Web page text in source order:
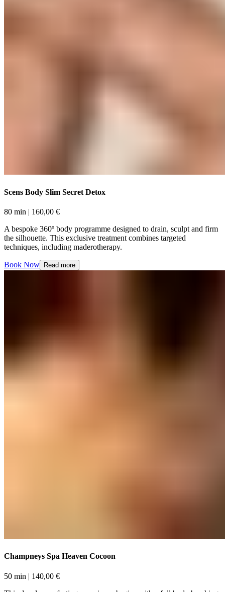
Scens Body Slim Secret Detox​​​​‌ ‍ ​‍​‍‌‍ ‌ ​‍‌‍‍‌‌‍‌ ‌‍‍‌‌‍ ‍​‍​‍​ ‍‍​‍​‍‌ ​ ‌‍​‌‌‍ ‍‌‍‍‌‌ ‌​‌ ‍‌​‍ ‍‌‍‍‌‌‍ ​‍​‍​‍ ​​‍​‍‌‍‍​‌ ​‍‌‍‌‌‌‍‌‍​‍​‍​ ‍‍​‍​‍‌‍‍​‌ ‌​‌ ‌​‌ ​​‌ ​ ​ ‍‍​‍ ​‍ ‌‍ ​​‍ ‌‌‍​‌‌‍ ‍‌‍‌​​‍ ‌‌ ​‍​‍ ‌‌‍‍​‌‍ ‌ ‌​‌‍‌‌‌‍ ​‌ ​ ​‍ ‌‌ ​ ‌ ‌​‌ ‌‌‌‍‌​‌‍‍‌‌‍ ​‍ ‍‌ ‌‍‌‍‌‌‌ ​‍‌‍​ ‌‍‌‌‌‍ ​​‍ ‍‌‍​‌‌ ​​‌ ​​​‍ ‌‍‍‌‌‍ ‍‌ ‌​‌‍‌‌‌‍ ‍‌ ‌​​‍ ‌‍‌‌‌‍‌​‌‍‍‌‌ ‌​​‍ ‌‍ ‌‌‍ ‌‍‌​‌‍‌‌​ ‌‌ ​​‌ ​‍‌‍‌‌‌ ​ ‌‍‌‌‌‍ ‍‌ ‌​‌‍​‌‌ ‌​‌‍‍‌‌‍ ‌‍ ‍​ ‍ ‌‍‍‌‌‍‌​​ ‌‌‍‌‍‌‍​ ‌‍​‍​ ‌‌​ ‌ ​ ​‍​ ​‍​ ‌‌​‍ ‌​ ‍​​ ​ ​ ​‌‌‍​‌​‍ ‌​ ‌​‌‍‌‌​ ‌ ‌‍​‍​‍ ‌​ ‍​​ ‍‌‌‍​‍‌‍​ ​‍ ‌​ ​ ​ ‌​​ ​‍‌‍​ ‌‍‌​‌‍​‍​ ‌​‌‍‌‌‌‍​‍‌‍‌‍​ ‌‌​ ​‍​ ‍ ‌ ‌​‌ ‍‌‌ ​​‌‍‌‌​ ‌‌‍‍​‌‍ ‌ ‌​‌‍‌‌‌‍ ​‌‌‌​‌ ​‍‌‍‌‌‌‍​‌‌ ‌​‌‍ ‌‌‍‌‌‌‍ ‍‌ ‌​​ ‍ ‌ ​​‌‍​‌‌ ‌​‌‍‍​​ ‌‌ ‌​‌‍‍‌‌ ‌​‌‍ ​‌‍‌‌​ ‌‍​‍‌‍​‌‌ ​ ‌‍‌‌‌‌‌‌‌ ​‍‌‍ ​​ ‌‌‍‍​‌ ‌​‌ ‌​‌ ​​‌ ​ ​‍‌‌​ ​ ‌​​‌​‍‌‌​ ​‍‌​‌‍​‍‌‌​ ​‍‌​‌‍‌‍ ​​‍ ‌‌‍​‌‌‍ ‍‌‍‌​​‍ ‌‌ ​‍​‍ ‌‌‍‍​‌‍ ‌ ‌​‌‍‌‌‌‍ ​‌ ​ ​‍ ‌‌ ​ ‌ ‌​‌ ‌‌‌‍‌​‌‍‍‌‌‍ ​‍ ‍‌ ‌‍‌‍‌‌‌ ​‍‌‍​ ‌‍‌‌‌‍ ​​‍ ‍‌‍​‌‌ ​​‌ ​​​‍‌‍‌‍‍‌‌‍‌​​ ‌‌‍‌‍‌‍​ ‌‍​‍​ ‌‌​ ‌ ​ ​‍​ ​‍​ ‌‌​‍ ‌​ ‍​​ ​ ​ ​‌‌‍​‌​‍ ‌​ ‌​‌‍‌‌​ ‌ ‌‍​‍​‍ ‌​ ‍​​ ‍‌‌‍​‍‌‍​ ​‍ ‌​ ​ ​ ‌​​ ​‍‌‍​ ‌‍‌​‌‍​‍​ ‌​‌‍‌‌‌‍​‍‌‍‌‍​ ‌‌​ ​‍​‍‌‍‌ ‌​‌ ‍‌‌ ​​‌‍‌‌​ ‌‌‍‍​‌‍ ‌ ‌​‌‍‌‌‌‍ ​‌‌‌​‌ ​‍‌‍‌‌‌‍​‌‌ ‌​‌‍ ‌‌‍‌‌‌‍ ‍‌ ‌​​‍‌‍‌ ​​‌‍​‌‌ ‌​‌‍‍​​ ‌‌ ‌​‌‍‍‌‌ ‌​‌‍ ​‌‍‌‌​‍‌‍‌ ​​‌‍‌‌‌ ​‍‌ ​ ‌ ​​‌‍‌‌‌‍​ ‌ ‌​‌‍‍‌‌ ‌‍‌‍‌‌​ ‌‌ ​​‌ ‌‌‌‍​‍‌‍ ​‌‍‍‌‌ ​ ‌‍‍​‌‍‌‌‌‍‌​​‍​‍‌ ‌
80 min​​​​‌ ‍ ​‍​‍‌‍ ‌ ​‍‌‍‍‌‌‍‌ ‌‍‍‌‌‍ ‍​‍​‍​ ‍‍​‍​‍‌ ​ ‌‍​‌‌‍ ‍‌‍‍‌‌ ‌​‌ ‍‌​‍ ‍‌‍‍‌‌‍ ​‍​‍​‍ ​​‍​‍‌‍‍​‌ ​‍‌‍‌‌‌‍‌‍​‍​‍​ ‍‍​‍​‍‌‍‍​‌ ‌​‌ ‌​‌ ​​‌ ​ ​ ‍‍​‍ ​‍ ‌‍ ​​‍ ‌‌‍​‌‌‍ ‍‌‍‌​​‍ ‌‌ ​‍​‍ ‌‌‍‍​‌‍ ‌ ‌​‌‍‌‌‌‍ ​‌ ​ ​‍ ‌‌ ​ ‌ ‌​‌ ‌‌‌‍‌​‌‍‍‌‌‍ ​‍ ‍‌ ‌‍‌‍‌‌‌ ​‍‌‍​ ‌‍‌‌‌‍ ​​‍ ‍‌‍​‌‌ ​​‌ ​​​‍ ‌‍‍‌‌‍ ‍‌ ‌​‌‍‌‌‌‍ ‍‌ ‌​​‍ ‌‍‌‌‌‍‌​‌‍‍‌‌ ‌​​‍ ‌‍ ‌‌‍ ‌‍‌​‌‍‌‌​ ‌‌ ​​‌ ​‍‌‍‌‌‌ ​ ‌‍‌‌‌‍ ‍‌ ‌​‌‍​‌‌ ‌​‌‍‍‌‌‍ ‌‍ ‍​ ‍ ‌‍‍‌‌‍‌​​ ‌‌‍‌‍‌‍​ ‌‍​‍​ ‌‌​ ‌ ​ ​‍​ ​‍​ ‌‌​‍ ‌​ ‍​​ ​ ​ ​‌‌‍​‌​‍ ‌​ ‌​‌‍‌‌​ ‌ ‌‍​‍​‍ ‌​ ‍​​ ‍‌‌‍​‍‌‍​ ​‍ ‌​ ​ ​ ‌​​ ​‍‌‍​ ‌‍‌​‌‍​‍​ ‌​‌‍‌‌‌‍​‍‌‍‌‍​ ‌‌​ ​‍​ ‍ ‌ ‌​‌ ‍‌‌ ​​‌‍‌‌​ ‌‌‍‍​‌‍ ‌ ‌​‌‍‌‌‌‍ ​‌‌‌​‌ ​‍‌‍‌‌‌‍​‌‌ ‌​‌‍ ‌‌‍‌‌‌‍ ‍‌ ‌​​ ‍ ‌ ​​‌‍​‌‌ ‌​‌‍‍​​ ‌‌ ‌​‌‍‍‌‌‍ ‌‌‍‌‌​ ‌‍​‍‌‍​‌‌ ​ ‌‍‌‌‌‌‌‌‌ ​‍‌‍ ​​ ‌‌‍‍​‌ ‌​‌ ‌​‌ ​​‌ ​ ​‍‌‌​ ​ ‌​​‌​‍‌‌​ ​‍‌​‌‍​‍‌‌​ ​‍‌​‌‍‌‍ ​​‍ ‌‌‍​‌‌‍ ‍‌‍‌​​‍ ‌‌ ​‍​‍ ‌‌‍‍​‌‍ ‌ ‌​‌‍‌‌‌‍ ​‌ ​ ​‍ ‌‌ ​ ‌ ‌​‌ ‌‌‌‍‌​‌‍‍‌‌‍ ​‍ ‍‌ ‌‍‌‍‌‌‌ ​‍‌‍​ ‌‍‌‌‌‍ ​​‍ ‍‌‍​‌‌ ​​‌ ​​​‍‌‍‌‍‍‌‌‍‌​​ ‌‌‍‌‍‌‍​ ‌‍​‍​ ‌‌​ ‌ ​ ​‍​ ​‍​ ‌‌​‍ ‌​ ‍​​ ​ ​ ​‌‌‍​‌​‍ ‌​ ‌​‌‍‌‌​ ‌ ‌‍​‍​‍ ‌​ ‍​​ ‍‌‌‍​‍‌‍​ ​‍ ‌​ ​ ​ ‌​​ ​‍‌‍​ ‌‍‌​‌‍​‍​ ‌​‌‍‌‌‌‍​‍‌‍‌‍​ ‌‌​ ​‍​‍‌‍‌ ‌​‌ ‍‌‌ ​​‌‍‌‌​ ‌‌‍‍​‌‍ ‌ ‌​‌‍‌‌‌‍ ​‌‌‌​‌ ​‍‌‍‌‌‌‍​‌‌ ‌​‌‍ ‌‌‍‌‌‌‍ ‍‌ ‌​​‍‌‍‌ ​​‌‍​‌‌ ‌​‌‍‍​​ ‌‌ ‌​‌‍‍‌‌‍ ‌‌‍‌‌​‍‌‍‌ ​​‌‍‌‌‌ ​‍‌ ​ ‌ ​​‌‍‌‌‌‍​ ‌ ‌​‌‍‍‌‌ ‌‍‌‍‌‌​ ‌‌ ​​‌ ‌‌‌‍​‍‌‍ ​‌‍‍‌‌ ​ ‌‍‍​‌‍‌‌‌‍‌​​‍​‍‌ ‌ | 160,00 €​​​​‌ ‍ ​‍​‍‌‍ ‌ ​‍‌‍‍‌‌‍‌ ‌‍‍‌‌‍ ‍​‍​‍​ ‍‍​‍​‍‌ ​ ‌‍​‌‌‍ ‍‌‍‍‌‌ ‌​‌ ‍‌​‍ ‍‌‍‍‌‌‍ ​‍​‍​‍ ​​‍​‍‌‍‍​‌ ​‍‌‍‌‌‌‍‌‍​‍​‍​ ‍‍​‍​‍‌‍‍​‌ ‌​‌ ‌​‌ ​​‌ ​ ​ ‍‍​‍ ​‍ ‌‍ ​​‍ ‌‌‍​‌‌‍ ‍‌‍‌​​‍ ‌‌ ​‍​‍ ‌‌‍‍​‌‍ ‌ ‌​‌‍‌‌‌‍ ​‌ ​ ​‍ ‌‌ ​ ‌ ‌​‌ ‌‌‌‍‌​‌‍‍‌‌‍ ​‍ ‍‌ ‌‍‌‍‌‌‌ ​‍‌‍​ ‌‍‌‌‌‍ ​​‍ ‍‌‍​‌‌ ​​‌ ​​​‍ ‌‍‍‌‌‍ ‍‌ ‌​‌‍‌‌‌‍ ‍‌ ‌​​‍ ‌‍‌‌‌‍‌​‌‍‍‌‌ ‌​​‍ ‌‍ ‌‌‍ ‌‍‌​‌‍‌‌​ ‌‌ ​​‌ ​‍‌‍‌‌‌ ​ ‌‍‌‌‌‍ ‍‌ ‌​‌‍​‌‌ ‌​‌‍‍‌‌‍ ‌‍ ‍​ ‍ ‌‍‍‌‌‍‌​​ ‌‌‍‌‍‌‍​ ‌‍​‍​ ‌‌​ ‌ ​ ​‍​ ​‍​ ‌‌​‍ ‌​ ‍​​ ​ ​ ​‌‌‍​‌​‍ ‌​ ‌​‌‍‌‌​ ‌ ‌‍​‍​‍ ‌​ ‍​​ ‍‌‌‍​‍‌‍​ ​‍ ‌​ ​ ​ ‌​​ ​‍‌‍​ ‌‍‌​‌‍​‍​ ‌​‌‍‌‌‌‍​‍‌‍‌‍​ ‌‌​ ​‍​ ‍ ‌ ‌​‌ ‍‌‌ ​​‌‍‌‌​ ‌‌‍‍​‌‍ ‌ ‌​‌‍‌‌‌‍ ​‌‌‌​‌ ​‍‌‍‌‌‌‍​‌‌ ‌​‌‍ ‌‌‍‌‌‌‍ ‍‌ ‌​​ ‍ ‌ ​​‌‍​‌‌ ‌​‌‍‍​​ ‌‌ ​​‌ ​‍‌‍‍‌‌‍​ ‌‍‌‌​ ‌‍​‍‌‍​‌‌ ​ ‌‍‌‌‌‌‌‌‌ ​‍‌‍ ​​ ‌‌‍‍​‌ ‌​‌ ‌​‌ ​​‌ ​ ​‍‌‌​ ​ ‌​​‌​‍‌‌​ ​‍‌​‌‍​‍‌‌​ ​‍‌​‌‍‌‍ ​​‍ ‌‌‍​‌‌‍ ‍‌‍‌​​‍ ‌‌ ​‍​‍ ‌‌‍‍​‌‍ ‌ ‌​‌‍‌‌‌‍ ​‌ ​ ​‍ ‌‌ ​ ‌ ‌​‌ ‌‌‌‍‌​‌‍‍‌‌‍ ​‍ ‍‌ ‌‍‌‍‌‌‌ ​‍‌‍​ ‌‍‌‌‌‍ ​​‍ ‍‌‍​‌‌ ​​‌ ​​​‍‌‍‌‍‍‌‌‍‌​​ ‌‌‍‌‍‌‍​ ‌‍​‍​ ‌‌​ ‌ ​ ​‍​ ​‍​ ‌‌​‍ ‌​ ‍​​ ​ ​ ​‌‌‍​‌​‍ ‌​ ‌​‌‍‌‌​ ‌ ‌‍​‍​‍ ‌​ ‍​​ ‍‌‌‍​‍‌‍​ ​‍ ‌​ ​ ​ ‌​​ ​‍‌‍​ ‌‍‌​‌‍​‍​ ‌​‌‍‌‌‌‍​‍‌‍‌‍​ ‌‌​ ​‍​‍‌‍‌ ‌​‌ ‍‌‌ ​​‌‍‌‌​ ‌‌‍‍​‌‍ ‌ ‌​‌‍‌‌‌‍ ​‌‌‌​‌ ​‍‌‍‌‌‌‍​‌‌ ‌​‌‍ ‌‌‍‌‌‌‍ ‍‌ ‌​​‍‌‍‌ ​​‌‍​‌‌ ‌​‌‍‍​​ ‌‌ ​​‌ ​‍‌‍‍‌‌‍​ ‌‍‌‌​‍‌‍‌ ​​‌‍‌‌‌ ​‍‌ ​ ‌ ​​‌‍‌‌‌‍​ ‌ ‌​‌‍‍‌‌ ‌‍‌‍‌‌​ ‌‌ ​​‌ ‌‌‌‍​‍‌‍ ​‌‍‍‌‌ ​ ‌‍‍​‌‍‌‌‌‍‌​​‍​‍‌ ‌
A bespoke 360º body programme designed to drain, sculpt and firm
the silhouette. This exclusive treatment combines targeted
techniques, including maderotherapy.​​​​‌ ‍ ​‍​‍‌‍ ‌ ​‍‌‍‍‌‌‍‌ ‌‍‍‌‌‍ ‍​‍​‍​ ‍‍​‍​‍‌ ​ ‌‍​‌‌‍ ‍‌‍‍‌‌ ‌​‌ ‍‌​‍ ‍‌‍‍‌‌‍ ​‍​‍​‍ ​​‍​‍‌‍‍​‌ ​‍‌‍‌‌‌‍‌‍​‍​‍​ ‍‍​‍​‍‌‍‍​‌ ‌​‌ ‌​‌ ​​‌ ​ ​ ‍‍​‍ ​‍ ‌‍ ​​‍ ‌‌‍​‌‌‍ ‍‌‍‌​​‍ ‌‌ ​‍​‍ ‌‌‍‍​‌‍ ‌ ‌​‌‍‌‌‌‍ ​‌ ​ ​‍ ‌‌ ​ ‌ ‌​‌ ‌‌‌‍‌​‌‍‍‌‌‍ ​‍ ‍‌ ‌‍‌‍‌‌‌ ​‍‌‍​ ‌‍‌‌‌‍ ​​‍ ‍‌‍​‌‌ ​​‌ ​​​‍ ‌‍‍‌‌‍ ‍‌ ‌​‌‍‌‌‌‍ ‍‌ ‌​​‍ ‌‍‌‌‌‍‌​‌‍‍‌‌ ‌​​‍ ‌‍ ‌‌‍ ‌‍‌​‌‍‌‌​ ‌‌ ​​‌ ​‍‌‍‌‌‌ ​ ‌‍‌‌‌‍ ‍‌ ‌​‌‍​‌‌ ‌​‌‍‍‌‌‍ ‌‍ ‍​ ‍ ‌‍‍‌‌‍‌​​ ‌‌‍‌‍‌‍​ ‌‍​‍​ ‌‌​ ‌ ​ ​‍​ ​‍​ ‌‌​‍ ‌​ ‍​​ ​ ​ ​‌‌‍​‌​‍ ‌​ ‌​‌‍‌‌​ ‌ ‌‍​‍​‍ ‌​ ‍​​ ‍‌‌‍​‍‌‍​ ​‍ ‌​ ​ ​ ‌​​ ​‍‌‍​ ‌‍‌​‌‍​‍​ ‌​‌‍‌‌‌‍​‍‌‍‌‍​ ‌‌​ ​‍​ ‍ ‌ ‌​‌ ‍‌‌ ​​‌‍‌‌​ ‌‌‍‍​‌‍ ‌ ‌​‌‍‌‌‌‍ ​‌‌‌​‌ ​‍‌‍‌‌‌‍​‌‌ ‌​‌‍ ‌‌‍‌‌‌‍ ‍‌ ‌​​ ‍ ‌ ​​‌‍​‌‌ ‌​‌‍‍​​ ‌‌‍‌​‌‍‌‌‌ ​ ‌‍​ ‌ ​‍‌‍‍‌‌ ​​‌ ‌​‌‍‍‌‌‍ ‌‍ ‍​ ‌‍​‍‌‍​‌‌ ​ ‌‍‌‌‌‌‌‌‌ ​‍‌‍ ​​ ‌‌‍‍​‌ ‌​‌ ‌​‌ ​​‌ ​ ​‍‌‌​ ​ ‌​​‌​‍‌‌​ ​‍‌​‌‍​‍‌‌​ ​‍‌​‌‍‌‍ ​​‍ ‌‌‍​‌‌‍ ‍‌‍‌​​‍ ‌‌ ​‍​‍ ‌‌‍‍​‌‍ ‌ ‌​‌‍‌‌‌‍ ​‌ ​ ​‍ ‌‌ ​ ‌ ‌​‌ ‌‌‌‍‌​‌‍‍‌‌‍ ​‍ ‍‌ ‌‍‌‍‌‌‌ ​‍‌‍​ ‌‍‌‌‌‍ ​​‍ ‍‌‍​‌‌ ​​‌ ​​​‍‌‍‌‍‍‌‌‍‌​​ ‌‌‍‌‍‌‍​ ‌‍​‍​ ‌‌​ ‌ ​ ​‍​ ​‍​ ‌‌​‍ ‌​ ‍​​ ​ ​ ​‌‌‍​‌​‍ ‌​ ‌​‌‍‌‌​ ‌ ‌‍​‍​‍ ‌​ ‍​​ ‍‌‌‍​‍‌‍​ ​‍ ‌​ ​ ​ ‌​​ ​‍‌‍​ ‌‍‌​‌‍​‍​ ‌​‌‍‌‌‌‍​‍‌‍‌‍​ ‌‌​ ​‍​‍‌‍‌ ‌​‌ ‍‌‌ ​​‌‍‌‌​ ‌‌‍‍​‌‍ ‌ ‌​‌‍‌‌‌‍ ​‌‌‌​‌ ​‍‌‍‌‌‌‍​‌‌ ‌​‌‍ ‌‌‍‌‌‌‍ ‍‌ ‌​​‍‌‍‌ ​​‌‍​‌‌ ‌​‌‍‍​​ ‌‌‍‌​‌‍‌‌‌ ​ ‌‍​ ‌ ​‍‌‍‍‌‌ ​​‌ ‌​‌‍‍‌‌‍ ‌‍ ‍​‍‌‍‌ ​​‌‍‌‌‌ ​‍‌ ​ ‌ ​​‌‍‌‌‌‍​ ‌ ‌​‌‍‍‌‌ ‌‍‌‍‌‌​ ‌‌ ​​‌ ‌‌‌‍​‍‌‍ ​‌‍‍‌‌ ​ ‌‍‍​‌‍‌‌‌‍‌​​‍​‍‌ ‌
Book Now​​​​‌ ‍ ​‍​‍‌‍ ‌ ​‍‌‍‍‌‌‍‌ ‌‍‍‌‌‍ ‍​‍​‍​ ‍‍​‍​‍‌ ​ ‌‍​‌‌‍ ‍‌‍‍‌‌ ‌​‌ ‍‌​‍ ‍‌‍‍‌‌‍ ​‍​‍​‍ ​​‍​‍‌‍‍​‌ ​‍‌‍‌‌‌‍‌‍​‍​‍​ ‍‍​‍​‍‌‍‍​‌ ‌​‌ ‌​‌ ​​‌ ​ ​ ‍‍​‍ ​‍ ‌‍ ​​‍ ‌‌‍​‌‌‍ ‍‌‍‌​​‍ ‌‌ ​‍​‍ ‌‌‍‍​‌‍ ‌ ‌​‌‍‌‌‌‍ ​‌ ​ ​‍ ‌‌ ​ ‌ ‌​‌ ‌‌‌‍‌​‌‍‍‌‌‍ ​‍ ‍‌ ‌‍‌‍‌‌‌ ​‍‌‍​ ‌‍‌‌‌‍ ​​‍ ‍‌‍​‌‌ ​​‌ ​​​‍ ‌‍‍‌‌‍ ‍‌ ‌​‌‍‌‌‌‍ ‍‌ ‌​​‍ ‌‍‌‌‌‍‌​‌‍‍‌‌ ‌​​‍ ‌‍ ‌‌‍ ‌‍‌​‌‍‌‌​ ‌‌ ​​‌ ​‍‌‍‌‌‌ ​ ‌‍‌‌‌‍ ‍‌ ‌​‌‍​‌‌ ‌​‌‍‍‌‌‍ ‌‍ ‍​ ‍ ‌‍‍‌‌‍‌​​ ‌‌‍‌‍‌‍​ ‌‍​‍​ ‌‌​ ‌ ​ ​‍​ ​‍​ ‌‌​‍ ‌​ ‍​​ ​ ​ ​‌‌‍​‌​‍ ‌​ ‌​‌‍‌‌​ ‌ ‌‍​‍​‍ ‌​ ‍​​ ‍‌‌‍​‍‌‍​ ​‍ ‌​ ​ ​ ‌​​ ​‍‌‍​ ‌‍‌​‌‍​‍​ ‌​‌‍‌‌‌‍​‍‌‍‌‍​ ‌‌​ ​‍​ ‍ ‌ ‌​‌ ‍‌‌ ​​‌‍‌‌​ ‌‌‍‍​‌‍ ‌ ‌​‌‍‌‌‌‍ ​‌‌‌​‌ ​‍‌‍‌‌‌‍​‌‌ ‌​‌‍ ‌‌‍‌‌‌‍ ‍‌ ‌​​ ‍ ‌ ​​‌‍​‌‌ ‌​‌‍‍​​ ‌‌‍​ ‌ ‌​‌‍​‌​‍ ‍‌‍ ​‌‍​‌‌‍​‍‌‍‌‌‌‍ ​​ ‌‍​‍‌‍​‌‌ ​ ‌‍‌‌‌‌‌‌‌ ​‍‌‍ ​​ ‌‌‍‍​‌ ‌​‌ ‌​‌ ​​‌ ​ ​‍‌‌​ ​ ‌​​‌​‍‌‌​ ​‍‌​‌‍​‍‌‌​ ​‍‌​‌‍‌‍ ​​‍ ‌‌‍​‌‌‍ ‍‌‍‌​​‍ ‌‌ ​‍​‍ ‌‌‍‍​‌‍ ‌ ‌​‌‍‌‌‌‍ ​‌ ​ ​‍ ‌‌ ​ ‌ ‌​‌ ‌‌‌‍‌​‌‍‍‌‌‍ ​‍ ‍‌ ‌‍‌‍‌‌‌ ​‍‌‍​ ‌‍‌‌‌‍ ​​‍ ‍‌‍​‌‌ ​​‌ ​​​‍‌‍‌‍‍‌‌‍‌​​ ‌‌‍‌‍‌‍​ ‌‍​‍​ ‌‌​ ‌ ​ ​‍​ ​‍​ ‌‌​‍ ‌​ ‍​​ ​ ​ ​‌‌‍​‌​‍ ‌​ ‌​‌‍‌‌​ ‌ ‌‍​‍​‍ ‌​ ‍​​ ‍‌‌‍​‍‌‍​ ​‍ ‌​ ​ ​ ‌​​ ​‍‌‍​ ‌‍‌​‌‍​‍​ ‌​‌‍‌‌‌‍​‍‌‍‌‍​ ‌‌​ ​‍​‍‌‍‌ ‌​‌ ‍‌‌ ​​‌‍‌‌​ ‌‌‍‍​‌‍ ‌ ‌​‌‍‌‌‌‍ ​‌‌‌​‌ ​‍‌‍‌‌‌‍​‌‌ ‌​‌‍ ‌‌‍‌‌‌‍ ‍‌ ‌​​‍‌‍‌ ​​‌‍​‌‌ ‌​‌‍‍​​ ‌‌‍​ ‌ ‌​‌‍​‌​‍ ‍‌‍ ​‌‍​‌‌‍​‍‌‍‌‌‌‍ ​​‍‌‍‌ ​​‌‍‌‌‌ ​‍‌ ​ ‌ ​​‌‍‌‌‌‍​ ‌ ‌​‌‍‍‌‌ ‌‍‌‍‌‌​ ‌‌ ​​‌ ‌‌‌‍​‍‌‍ ​‌‍‍‌‌ ​ ‌‍‍​‌‍‌‌‌‍‌​​‍​‍‌ ‌ Read more
Champneys Spa Heaven Cocoon​​​​‌ ‍ ​‍​‍‌‍ ‌ ​‍‌‍‍‌‌‍‌ ‌‍‍‌‌‍ ‍​‍​‍​ ‍‍​‍​‍‌ ​ ‌‍​‌‌‍ ‍‌‍‍‌‌ ‌​‌ ‍‌​‍ ‍‌‍‍‌‌‍ ​‍​‍​‍ ​​‍​‍‌‍‍​‌ ​‍‌‍‌‌‌‍‌‍​‍​‍​ ‍‍​‍​‍‌‍‍​‌ ‌​‌ ‌​‌ ​​‌ ​ ​ ‍‍​‍ ​‍ ‌‍ ​​‍ ‌‌‍​‌‌‍ ‍‌‍‌​​‍ ‌‌ ​‍​‍ ‌‌‍‍​‌‍ ‌ ‌​‌‍‌‌‌‍ ​‌ ​ ​‍ ‌‌ ​ ‌ ‌​‌ ‌‌‌‍‌​‌‍‍‌‌‍ ​‍ ‍‌ ‌‍‌‍‌‌‌ ​‍‌‍​ ‌‍‌‌‌‍ ​​‍ ‍‌‍​‌‌ ​​‌ ​​​‍ ‌‍‍‌‌‍ ‍‌ ‌​‌‍‌‌‌‍ ‍‌ ‌​​‍ ‌‍‌‌‌‍‌​‌‍‍‌‌ ‌​​‍ ‌‍ ‌‌‍ ‌‍‌​‌‍‌‌​ ‌‌ ​​‌ ​‍‌‍‌‌‌ ​ ‌‍‌‌‌‍ ‍‌ ‌​‌‍​‌‌ ‌​‌‍‍‌‌‍ ‌‍ ‍​ ‍ ‌‍‍‌‌‍‌​​ ‌‌‍​‌​ ‌​‌‍‌‍​ ‌‌‌‍‌​​ ​​​ ​ ‌‍‌‌​‍ ‌‌‍​‍‌‍‌‍​ ‍‌​ ​ ​‍ ‌​ ‌​​ ​‍​ ​‌​ ​‌​‍ ‌‌‍​‌​ ​‍​ ‌ ‌‍​ ​‍ ‌​ ​‍​ ‌‌​ ‌​‌‍​ ‌‍​ ‌‍​‍​ ​​​ ​​​ ​‍‌‍​‌​ ‌‍‌‍​ ​ ‍ ‌ ‌​‌ ‍‌‌ ​​‌‍‌‌​ ‌‌‍‍​‌‍ ‌ ‌​‌‍‌‌‌‍ ​‌‌‌​‌ ​‍‌‍‌‌‌‍​‌‌ ‌​‌‍ ‌‌‍‌‌‌‍ ‍‌ ‌​​ ‍ ‌ ​​‌‍​‌‌ ‌​‌‍‍​​ ‌‌ ‌​‌‍‍‌‌ ‌​‌‍ ​‌‍‌‌​ ‌‍​‍‌‍​‌‌ ​ ‌‍‌‌‌‌‌‌‌ ​‍‌‍ ​​ ‌‌‍‍​‌ ‌​‌ ‌​‌ ​​‌ ​ ​‍‌‌​ ​ ‌​​‌​‍‌‌​ ​‍‌​‌‍​‍‌‌​ ​‍‌​‌‍‌‍ ​​‍ ‌‌‍​‌‌‍ ‍‌‍‌​​‍ ‌‌ ​‍​‍ ‌‌‍‍​‌‍ ‌ ‌​‌‍‌‌‌‍ ​‌ ​ ​‍ ‌‌ ​ ‌ ‌​‌ ‌‌‌‍‌​‌‍‍‌‌‍ ​‍ ‍‌ ‌‍‌‍‌‌‌ ​‍‌‍​ ‌‍‌‌‌‍ ​​‍ ‍‌‍​‌‌ ​​‌ ​​​‍‌‍‌‍‍‌‌‍‌​​ ‌‌‍​‌​ ‌​‌‍‌‍​ ‌‌‌‍‌​​ ​​​ ​ ‌‍‌‌​‍ ‌‌‍​‍‌‍‌‍​ ‍‌​ ​ ​‍ ‌​ ‌​​ ​‍​ ​‌​ ​‌​‍ ‌‌‍​‌​ ​‍​ ‌ ‌‍​ ​‍ ‌​ ​‍​ ‌‌​ ‌​‌‍​ ‌‍​ ‌‍​‍​ ​​​ ​​​ ​‍‌‍​‌​ ‌‍‌‍​ ​‍‌‍‌ ‌​‌ ‍‌‌ ​​‌‍‌‌​ ‌‌‍‍​‌‍ ‌ ‌​‌‍‌‌‌‍ ​‌‌‌​‌ ​‍‌‍‌‌‌‍​‌‌ ‌​‌‍ ‌‌‍‌‌‌‍ ‍‌ ‌​​‍‌‍‌ ​​‌‍​‌‌ ‌​‌‍‍​​ ‌‌ ‌​‌‍‍‌‌ ‌​‌‍ ​‌‍‌‌​‍‌‍‌ ​​‌‍‌‌‌ ​‍‌ ​ ‌ ​​‌‍‌‌‌‍​ ‌ ‌​‌‍‍‌‌ ‌‍‌‍‌‌​ ‌‌ ​​‌ ‌‌‌‍​‍‌‍ ​‌‍‍‌‌ ​ ‌‍‍​‌‍‌‌‌‍‌​​‍​‍‌ ‌
50 min​​​​‌ ‍ ​‍​‍‌‍ ‌ ​‍‌‍‍‌‌‍‌ ‌‍‍‌‌‍ ‍​‍​‍​ ‍‍​‍​‍‌ ​ ‌‍​‌‌‍ ‍‌‍‍‌‌ ‌​‌ ‍‌​‍ ‍‌‍‍‌‌‍ ​‍​‍​‍ ​​‍​‍‌‍‍​‌ ​‍‌‍‌‌‌‍‌‍​‍​‍​ ‍‍​‍​‍‌‍‍​‌ ‌​‌ ‌​‌ ​​‌ ​ ​ ‍‍​‍ ​‍ ‌‍ ​​‍ ‌‌‍​‌‌‍ ‍‌‍‌​​‍ ‌‌ ​‍​‍ ‌‌‍‍​‌‍ ‌ ‌​‌‍‌‌‌‍ ​‌ ​ ​‍ ‌‌ ​ ‌ ‌​‌ ‌‌‌‍‌​‌‍‍‌‌‍ ​‍ ‍‌ ‌‍‌‍‌‌‌ ​‍‌‍​ ‌‍‌‌‌‍ ​​‍ ‍‌‍​‌‌ ​​‌ ​​​‍ ‌‍‍‌‌‍ ‍‌ ‌​‌‍‌‌‌‍ ‍‌ ‌​​‍ ‌‍‌‌‌‍‌​‌‍‍‌‌ ‌​​‍ ‌‍ ‌‌‍ ‌‍‌​‌‍‌‌​ ‌‌ ​​‌ ​‍‌‍‌‌‌ ​ ‌‍‌‌‌‍ ‍‌ ‌​‌‍​‌‌ ‌​‌‍‍‌‌‍ ‌‍ ‍​ ‍ ‌‍‍‌‌‍‌​​ ‌‌‍​‌​ ‌​‌‍‌‍​ ‌‌‌‍‌​​ ​​​ ​ ‌‍‌‌​‍ ‌‌‍​‍‌‍‌‍​ ‍‌​ ​ ​‍ ‌​ ‌​​ ​‍​ ​‌​ ​‌​‍ ‌‌‍​‌​ ​‍​ ‌ ‌‍​ ​‍ ‌​ ​‍​ ‌‌​ ‌​‌‍​ ‌‍​ ‌‍​‍​ ​​​ ​​​ ​‍‌‍​‌​ ‌‍‌‍​ ​ ‍ ‌ ‌​‌ ‍‌‌ ​​‌‍‌‌​ ‌‌‍‍​‌‍ ‌ ‌​‌‍‌‌‌‍ ​‌‌‌​‌ ​‍‌‍‌‌‌‍​‌‌ ‌​‌‍ ‌‌‍‌‌‌‍ ‍‌ ‌​​ ‍ ‌ ​​‌‍​‌‌ ‌​‌‍‍​​ ‌‌ ‌​‌‍‍‌‌‍ ‌‌‍‌‌​ ‌‍​‍‌‍​‌‌ ​ ‌‍‌‌‌‌‌‌‌ ​‍‌‍ ​​ ‌‌‍‍​‌ ‌​‌ ‌​‌ ​​‌ ​ ​‍‌‌​ ​ ‌​​‌​‍‌‌​ ​‍‌​‌‍​‍‌‌​ ​‍‌​‌‍‌‍ ​​‍ ‌‌‍​‌‌‍ ‍‌‍‌​​‍ ‌‌ ​‍​‍ ‌‌‍‍​‌‍ ‌ ‌​‌‍‌‌‌‍ ​‌ ​ ​‍ ‌‌ ​ ‌ ‌​‌ ‌‌‌‍‌​‌‍‍‌‌‍ ​‍ ‍‌ ‌‍‌‍‌‌‌ ​‍‌‍​ ‌‍‌‌‌‍ ​​‍ ‍‌‍​‌‌ ​​‌ ​​​‍‌‍‌‍‍‌‌‍‌​​ ‌‌‍​‌​ ‌​‌‍‌‍​ ‌‌‌‍‌​​ ​​​ ​ ‌‍‌‌​‍ ‌‌‍​‍‌‍‌‍​ ‍‌​ ​ ​‍ ‌​ ‌​​ ​‍​ ​‌​ ​‌​‍ ‌‌‍​‌​ ​‍​ ‌ ‌‍​ ​‍ ‌​ ​‍​ ‌‌​ ‌​‌‍​ ‌‍​ ‌‍​‍​ ​​​ ​​​ ​‍‌‍​‌​ ‌‍‌‍​ ​‍‌‍‌ ‌​‌ ‍‌‌ ​​‌‍‌‌​ ‌‌‍‍​‌‍ ‌ ‌​‌‍‌‌‌‍ ​‌‌‌​‌ ​‍‌‍‌‌‌‍​‌‌ ‌​‌‍ ‌‌‍‌‌‌‍ ‍‌ ‌​​‍‌‍‌ ​​‌‍​‌‌ ‌​‌‍‍​​ ‌‌ ‌​‌‍‍‌‌‍ ‌‌‍‌‌​‍‌‍‌ ​​‌‍‌‌‌ ​‍‌ ​ ‌ ​​‌‍‌‌‌‍​ ‌ ‌​‌‍‍‌‌ ‌‍‌‍‌‌​ ‌‌ ​​‌ ‌‌‌‍​‍‌‍ ​‌‍‍‌‌ ​ ‌‍‍​‌‍‌‌‌‍‌​​‍​‍‌ ‌ | 140,00 €​​​​‌ ‍ ​‍​‍‌‍ ‌ ​‍‌‍‍‌‌‍‌ ‌‍‍‌‌‍ ‍​‍​‍​ ‍‍​‍​‍‌ ​ ‌‍​‌‌‍ ‍‌‍‍‌‌ ‌​‌ ‍‌​‍ ‍‌‍‍‌‌‍ ​‍​‍​‍ ​​‍​‍‌‍‍​‌ ​‍‌‍‌‌‌‍‌‍​‍​‍​ ‍‍​‍​‍‌‍‍​‌ ‌​‌ ‌​‌ ​​‌ ​ ​ ‍‍​‍ ​‍ ‌‍ ​​‍ ‌‌‍​‌‌‍ ‍‌‍‌​​‍ ‌‌ ​‍​‍ ‌‌‍‍​‌‍ ‌ ‌​‌‍‌‌‌‍ ​‌ ​ ​‍ ‌‌ ​ ‌ ‌​‌ ‌‌‌‍‌​‌‍‍‌‌‍ ​‍ ‍‌ ‌‍‌‍‌‌‌ ​‍‌‍​ ‌‍‌‌‌‍ ​​‍ ‍‌‍​‌‌ ​​‌ ​​​‍ ‌‍‍‌‌‍ ‍‌ ‌​‌‍‌‌‌‍ ‍‌ ‌​​‍ ‌‍‌‌‌‍‌​‌‍‍‌‌ ‌​​‍ ‌‍ ‌‌‍ ‌‍‌​‌‍‌‌​ ‌‌ ​​‌ ​‍‌‍‌‌‌ ​ ‌‍‌‌‌‍ ‍‌ ‌​‌‍​‌‌ ‌​‌‍‍‌‌‍ ‌‍ ‍​ ‍ ‌‍‍‌‌‍‌​​ ‌‌‍​‌​ ‌​‌‍‌‍​ ‌‌‌‍‌​​ ​​​ ​ ‌‍‌‌​‍ ‌‌‍​‍‌‍‌‍​ ‍‌​ ​ ​‍ ‌​ ‌​​ ​‍​ ​‌​ ​‌​‍ ‌‌‍​‌​ ​‍​ ‌ ‌‍​ ​‍ ‌​ ​‍​ ‌‌​ ‌​‌‍​ ‌‍​ ‌‍​‍​ ​​​ ​​​ ​‍‌‍​‌​ ‌‍‌‍​ ​ ‍ ‌ ‌​‌ ‍‌‌ ​​‌‍‌‌​ ‌‌‍‍​‌‍ ‌ ‌​‌‍‌‌‌‍ ​‌‌‌​‌ ​‍‌‍‌‌‌‍​‌‌ ‌​‌‍ ‌‌‍‌‌‌‍ ‍‌ ‌​​ ‍ ‌ ​​‌‍​‌‌ ‌​‌‍‍​​ ‌‌ ​​‌ ​‍‌‍‍‌‌‍​ ‌‍‌‌​ ‌‍​‍‌‍​‌‌ ​ ‌‍‌‌‌‌‌‌‌ ​‍‌‍ ​​ ‌‌‍‍​‌ ‌​‌ ‌​‌ ​​‌ ​ ​‍‌‌​ ​ ‌​​‌​‍‌‌​ ​‍‌​‌‍​‍‌‌​ ​‍‌​‌‍‌‍ ​​‍ ‌‌‍​‌‌‍ ‍‌‍‌​​‍ ‌‌ ​‍​‍ ‌‌‍‍​‌‍ ‌ ‌​‌‍‌‌‌‍ ​‌ ​ ​‍ ‌‌ ​ ‌ ‌​‌ ‌‌‌‍‌​‌‍‍‌‌‍ ​‍ ‍‌ ‌‍‌‍‌‌‌ ​‍‌‍​ ‌‍‌‌‌‍ ​​‍ ‍‌‍​‌‌ ​​‌ ​​​‍‌‍‌‍‍‌‌‍‌​​ ‌‌‍​‌​ ‌​‌‍‌‍​ ‌‌‌‍‌​​ ​​​ ​ ‌‍‌‌​‍ ‌‌‍​‍‌‍‌‍​ ‍‌​ ​ ​‍ ‌​ ‌​​ ​‍​ ​‌​ ​‌​‍ ‌‌‍​‌​ ​‍​ ‌ ‌‍​ ​‍ ‌​ ​‍​ ‌‌​ ‌​‌‍​ ‌‍​ ‌‍​‍​ ​​​ ​​​ ​‍‌‍​‌​ ‌‍‌‍​ ​‍‌‍‌ ‌​‌ ‍‌‌ ​​‌‍‌‌​ ‌‌‍‍​‌‍ ‌ ‌​‌‍‌‌‌‍ ​‌‌‌​‌ ​‍‌‍‌‌‌‍​‌‌ ‌​‌‍ ‌‌‍‌‌‌‍ ‍‌ ‌​​‍‌‍‌ ​​‌‍​‌‌ ‌​‌‍‍​​ ‌‌ ​​‌ ​‍‌‍‍‌‌‍​ ‌‍‌‌​‍‌‍‌ ​​‌‍‌‌‌ ​‍‌ ​ ‌ ​​‌‍‌‌‌‍​ ‌ ‌​‌‍‍‌‌ ‌‍‌‍‌‌​ ‌‌ ​​‌ ‌‌‌‍​‍‌‍ ​‌‍‍‌‌ ​ ‌‍‍​‌‍‌‌‌‍‌​​‍​‍‌ ‌